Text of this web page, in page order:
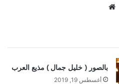
بالصور ( خليل جمال ) مذيع العرب
أغسطس 19, 2019